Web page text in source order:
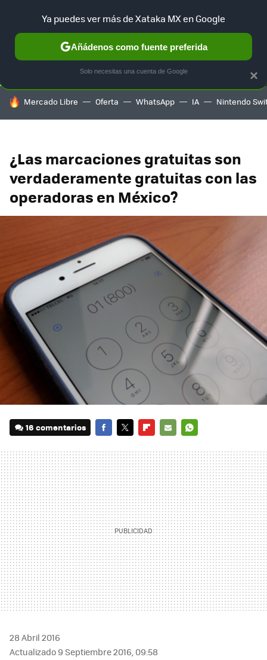
SELECCIÓN GAMING HOME AUTO TERRITORIO
HOY SE HABLA DE
Mercado Libre Oferta WhatsApp IA Nintendo
¿Las marcaciones gratuitas son
verdaderamente gratuitas con las
operadoras en México?
16 comentarios
MAIL
28 Abril 2016
Actualizado 9 Septiembre 2016, 09:58
×
Ya puedes ver más de Xataka MX en Google
Añádenos como fuente preferida
Solo necesitas una cuenta de Google